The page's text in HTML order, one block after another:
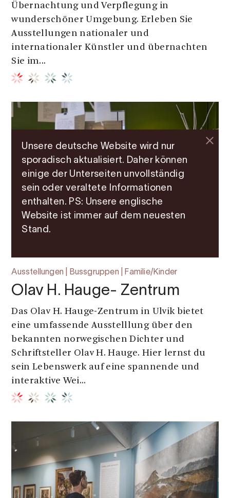
Übernachtung und Verpflegung in
wunderschöner Umgebung. Erleben Sie
Ausstellungen nationaler und
internationaler Künstler und übernachten
Sie im...
Ausstellungen | Bussgruppen | Familie/Kinder
Olav H. Hauge- Zentrum
Das Olav H. Hauge-Zentrum in Ulvik bietet
eine umfassende Ausstelllung über den
bekannten norwegischen Dichter und
Schriftsteller Olav H. Hauge. Hier lernst du
sein Lebenswerk auf eine spannende und
interaktive Wei...
Unsere deutsche Website wird nur
sporadisch aktualisiert. Daher können
einige der Unterseiten unvollständig
sein oder veraltete Informationen
enthalten. PS: Unsere englische
Website ist immer auf dem neuesten
Stand.